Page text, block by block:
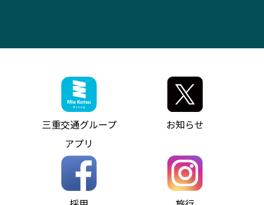
神都ライナー
ミジュマルのラッピングバス（鈴鹿管内）
参宮バス
神都バス
パールシャトル
バス情報の見える化
コミュニティバス
バス・タクシー交通広告
お客様駐車場のご案内
アイコンの説明
インターネット予約
よくあるご質問
お問い合わせ
ザ・バスコレクション三重交通バスセット
三重交通公式グッズ
ファンコーナー
お問い合わせ
お知らせ・最新情報一覧
ニュースリリース
お問い合わせ
個人情報保護方針
ソーシャルメディア運用ポリシー
三重交通グループ
アプリ
お知らせ